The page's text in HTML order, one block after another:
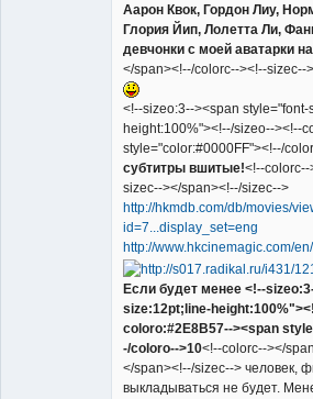
Аарон Квок, Гордон Лиу,
Глория Йип, Лолетта Ли,
девчонки с моей аватарки
</span><!--/colorc--><!--sizec--
<!--sizeo:3--><span
height:100%"><!--/sizeo--><!--
style="color:#0000FF"><!--/
субтитры вшитые!<!--colorc--
sizec--></span><!--/sizec-->
http://hkmdb.com/db/movies/
id=7...display_set=eng
http://www.hkcinemagic.com/
Если будет менее <!--
size:12pt;line-
coloro:#2E8B57--><span
-/coloro-->10<!--colorc--></
</span><!--/sizec--> человек,
выкладываться не будет.